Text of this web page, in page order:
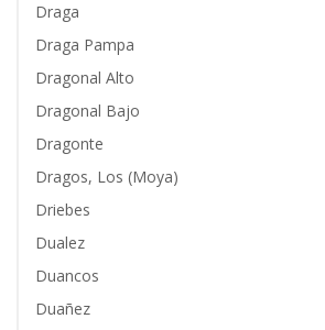
Draga
Draga Pampa
Dragonal Alto
Dragonal Bajo
Dragonte
Dragos, Los (Moya)
Driebes
Dualez
Duancos
Duañez